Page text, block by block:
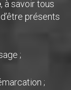
, à savoir tous
présents
;
;